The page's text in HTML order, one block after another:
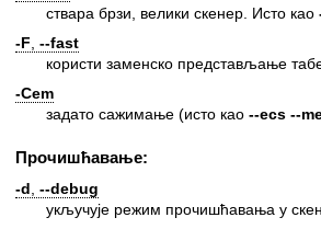
ствара брзи, велики скенер. Исто као
-F --fast
користи заменско представљање
-Cem
задато сажимање (исто као --ecs --
Прочишћавање:
-d --debug
укључује режим прочишћавања у